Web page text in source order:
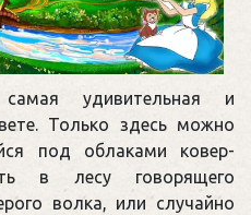
удивительная и
Только здесь можно
под облаками ковер-
в лесу говорящего
волка, или случайно